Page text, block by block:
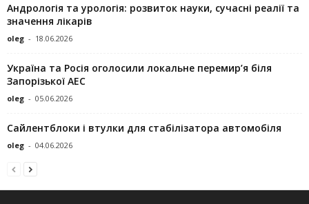
Андрологія та урологія: розвиток науки, сучасні реалії та
значення лікарів
oleg - 18.06.2026
Україна та Росія оголосили локальне перемир’я біля
Запорізької АЕС
oleg - 05.06.2026
Сайлентблоки і втулки для стабілізатора автомобіля
oleg - 04.06.2026